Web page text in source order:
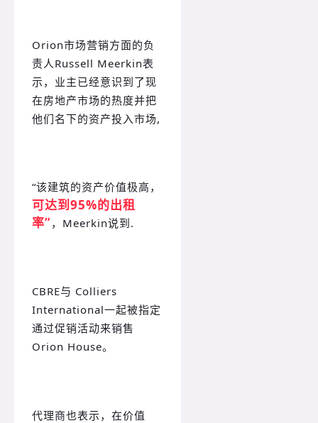
Orion市场营销方面的负
责人Russell Meerkin表
示，业主已经意识到了现
在房地产市场的热度并把
他们名下的资产投入市场,
“该建筑的资产价值极高，
可达到95%的出租
率”，Meerkin说到.
CBRE与 Colliers
International一起被指定
通过促销活动来销售
Orion House。
代理商也表示，在价值